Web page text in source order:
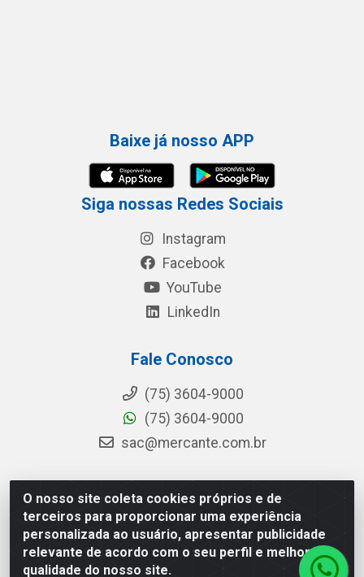
O nosso site coleta cookies próprios e de
terceiros para proporcionar uma experiência
personalizada ao usuário, apresentar publicidade
relevante de acordo com o seu perfil e melhorar a
qualidade do nosso site.
Baixe já nosso APP
Siga nossas Redes Sociais
Instagram
Facebook
YouTube
LinkedIn
Fale Conosco
(75) 3604-9000
(75) 3604-9000
sac@mercante.com.br
Mercante Distribuidora - Rua Mercante, 699 - Aviário,
Feira de Santana/BA - CEP 44.096-218 - CNPJ
96.755.848/0001-08